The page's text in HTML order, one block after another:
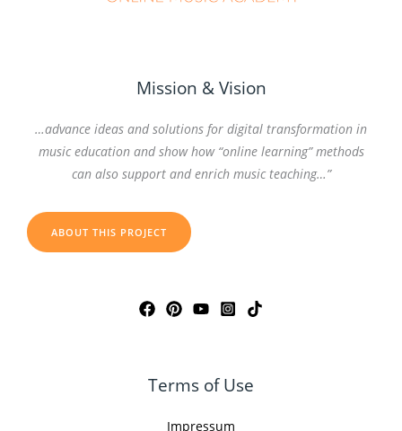
Mission & Vision
…advance ideas and solutions for digital transformation in
music education and show how “online learning” methods
can also support and enrich music teaching…”
ABOUT THIS PROJECT
Terms of Use
Impressum